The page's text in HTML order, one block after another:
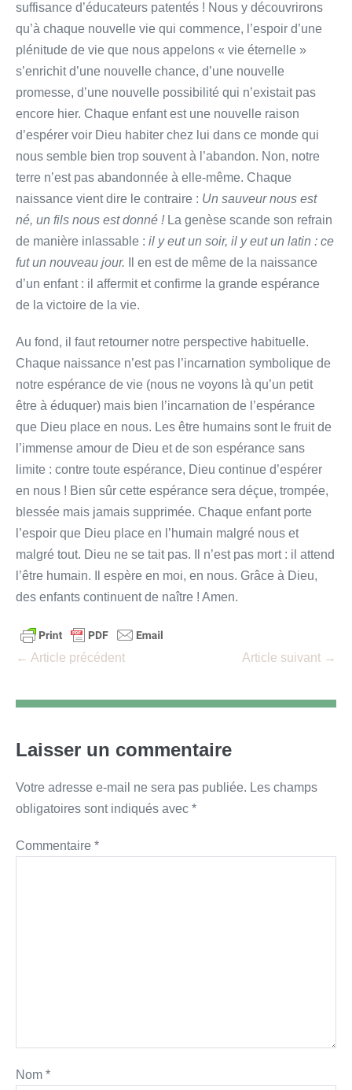
suffisance d’éducateurs patentés ! Nous y découvrirons
qu’à chaque nouvelle vie qui commence, l’espoir d’une
plénitude de vie que nous appelons « vie éternelle »
s’enrichit d’une nouvelle chance, d’une nouvelle
promesse, d’une nouvelle possibilité qui n’existait pas
encore hier. Chaque enfant est une nouvelle raison
d’espérer voir Dieu habiter chez lui dans ce monde qui
nous semble bien trop souvent à l’abandon. Non, notre
terre n’est pas abandonnée à elle-même. Chaque
naissance vient dire le contraire : Un sauveur nous est
né, un fils nous est donné ! La genèse scande son refrain
de manière inlassable : il y eut un soir, il y eut un latin : ce
fut un nouveau jour.
Il en est de même de la naissance
d’un enfant : il affermit et confirme la grande espérance
de la victoire de la vie.
Au fond, il faut retourner notre perspective habituelle.
Chaque naissance n’est pas l’incarnation symbolique de
notre espérance de vie (nous ne voyons là qu’un petit
être à éduquer) mais bien l’incarnation de l’espérance
que Dieu place en nous. Les être humains sont le fruit de
l’immense amour de Dieu et de son espérance sans
limite : contre toute espérance, Dieu continue d’espérer
en nous ! Bien sûr cette espérance sera déçue, trompée,
blessée mais jamais supprimée. Chaque enfant porte
l’espoir que Dieu place en l’humain malgré nous et
malgré tout. Dieu ne se tait pas. Il n’est pas mort : il attend
l’être humain. Il espère en moi, en nous. Grâce à Dieu,
des enfants continuent de naître ! Amen.
Navigation
← Article précédent Article suivant →
Laisser un commentaire
Votre adresse e-mail ne sera pas publiée. Les champs
obligatoires sont indiqués avec *
Commentaire *
Nom *